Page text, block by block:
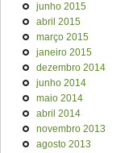
junho 2015
abril 2015
março 2015
janeiro 2015
dezembro 2014
junho 2014
maio 2014
abril 2014
novembro 2013
agosto 2013